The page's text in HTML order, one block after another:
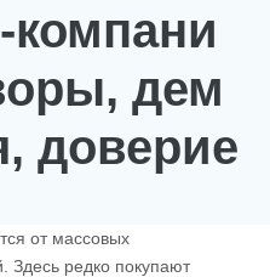
компани
дем
доверие
от массовых
Здесь редко покупают